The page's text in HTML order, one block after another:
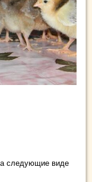
следующие виде